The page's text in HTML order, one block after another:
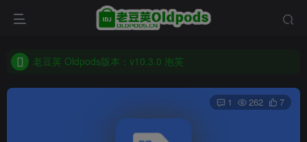
老豆荚 Oldpods版本：v10.3.0 泡芙
老豆荚 Oldpods版本：v10.3.0 泡芙
1 262 7